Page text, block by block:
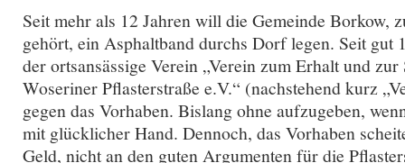
Seit mehr als 12 Jahren will die Gemeinde Borkow,
gehört, ein Asphaltband durchs Dorf legen. Seit gut
der ortsansässige Verein „Verein zum Erhalt und
Woseriner Pflasterstraße e.V.“ (nachstehend kurz
gegen das Vorhaben. Bislang ohne aufzugeben,
mit glücklicher Hand. Dennoch, das Vorhaben
Geld, nicht an den guten Argumenten für die